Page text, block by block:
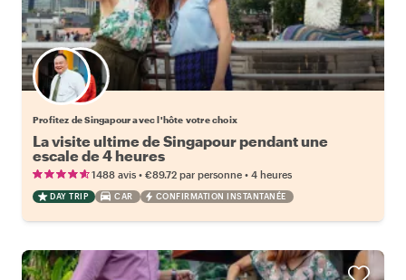
Choisissez votre local favori
Profitez de Singapour avec l'hôte votre choix
La visite ultime de Singapour pendant une
escale de 4 heures
1488 avis • €89.72 par personne • 4 heures
DAY TRIP CAR CONFIRMATION INSTANTANÉE